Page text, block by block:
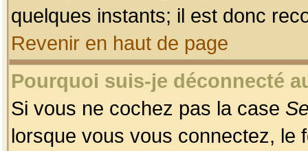
quelques instants; il est donc
Revenir en haut de page
Pourquoi suis-je déconnecté
Si vous ne cochez pas la case
lorsque vous vous connectez, le